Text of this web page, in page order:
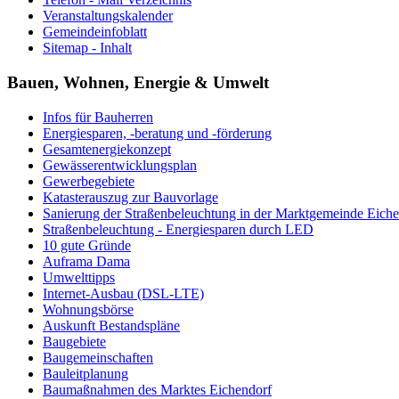
Veranstaltungskalender
Gemeindeinfoblatt
Sitemap - Inhalt
Bauen, Wohnen, Energie & Umwelt
Infos für Bauherren
Energiesparen, -beratung und -förderung
Gesamtenergiekonzept
Gewässerentwicklungsplan
Gewerbegebiete
Katasterauszug zur Bauvorlage
Sanierung der Straßenbeleuchtung in der Marktgemeinde
Straßenbeleuchtung - Energiesparen durch LED
10 gute Gründe
Auframa Dama
Umwelttipps
Internet-Ausbau (DSL-LTE)
Wohnungsbörse
Auskunft Bestandspläne
Baugebiete
Baugemeinschaften
Bauleitplanung
Baumaßnahmen des Marktes Eichendorf